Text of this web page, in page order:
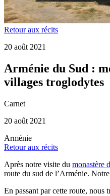
Retour aux récits
20 août 2021
Arménie du Sud :
villages troglodytes
Carnet
20 août 2021
Arménie
Retour aux récits
Après notre visite du monastère
route du sud de l’Arménie.
En passant par cette route, nous